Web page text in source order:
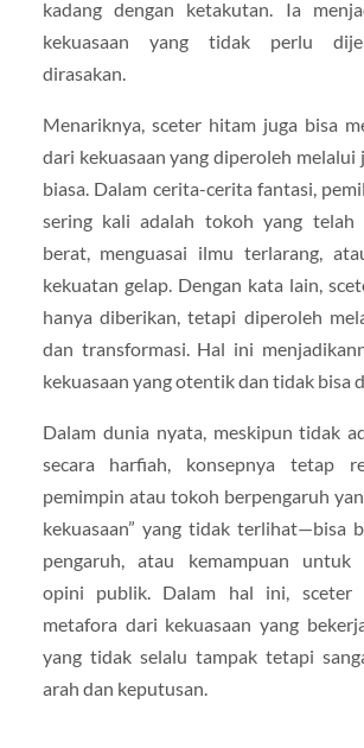
kadang dengan ketakutan. Ia
kekuasaan yang tidak perlu
dirasakan.
Menariknya, sceter hitam juga bisa
dari kekuasaan yang diperoleh melalui
biasa. Dalam cerita-cerita fantasi,
sering kali adalah tokoh yang telah
berat, menguasai ilmu terlarang,
kekuatan gelap. Dengan kata lain,
hanya diberikan, tetapi diperoleh
dan transformasi. Hal ini
kekuasaan yang otentik dan tidak bisa
Dalam dunia nyata, meskipun tidak
secara harfiah, konsepnya tetap
pemimpin atau tokoh berpengaruh
kekuasaan” yang tidak terlihat—bisa
pengaruh, atau kemampuan untuk
opini publik. Dalam hal ini, sceter
metafora dari kekuasaan yang
yang tidak selalu tampak tetapi
arah dan keputusan.